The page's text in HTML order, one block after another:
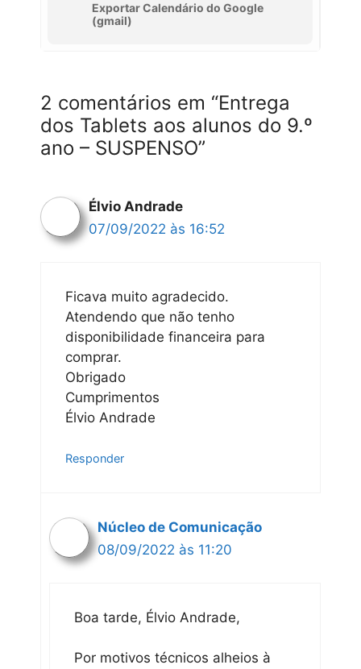
Exportar Calendário do Google
(gmail)
2 comentários em “Entrega
dos Tablets aos alunos do 9.º
ano – SUSPENSO”
Élvio Andrade
07/09/2022 às 16:52
Ficava muito agradecido.
Atendendo que não tenho
disponibilidade financeira para
comprar.
Obrigado
Cumprimentos
Élvio Andrade
Responder
Núcleo de Comunicação
08/09/2022 às 11:20
Boa tarde, Élvio Andrade,
Por motivos técnicos alheios à